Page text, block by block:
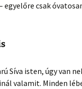
egyelőre csak
Síva isten, úgy van
valamit. Minden